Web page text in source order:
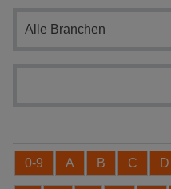
0-9 A B C D